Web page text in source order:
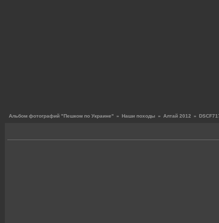
Альбом фотографий "Пешком по Украине" » Наши походы » Алтай 2012 »